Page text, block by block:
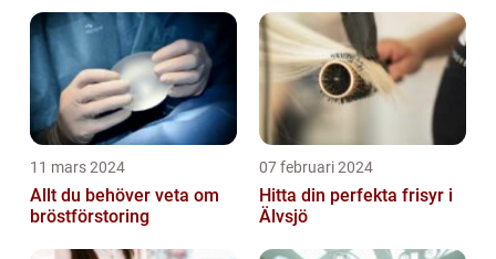
11 mars 2024
Allt du behöver veta om
bröstförstoring
07 februari 2024
Hitta din perfekta frisyr i
Älvsjö